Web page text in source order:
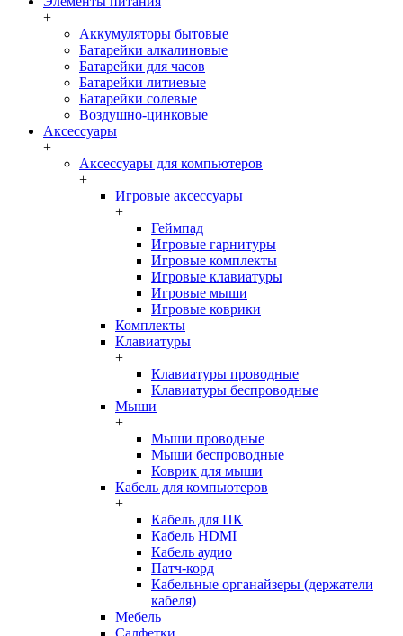
+
Аккумуляторы бытовые
Батарейки алкалиновые
Батарейки для часов
Батарейки литиевые
Батарейки солевые
Воздушно-цинковые
Аксессуары
+
Аксессуары для компьютеров
+
Игровые аксессуары
+
Геймпад
Игровые гарнитуры
Игровые комплекты
Игровые клавиатуры
Игровые мыши
Игровые коврики
Комплекты
Клавиатуры
+
Клавиатуры проводные
Клавиатуры беспроводные
Мыши
+
Мыши проводные
Мыши беспроводные
Коврик для мыши
Кабель для компьютеров
+
Кабель для ПК
Кабель HDMI
Кабель аудио
Патч-корд
Кабельные органайзеры (держатели
кабеля)
Мебель
Салфетки